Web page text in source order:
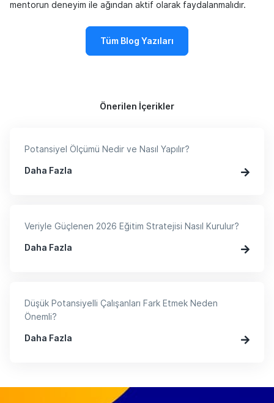
mentorun deneyim ile ağından aktif olarak faydalanmalıdır.
Tüm Blog Yazıları
Önerilen İçerikler
Potansiyel Ölçümü Nedir ve Nasıl Yapılır?
Daha Fazla
Veriyle Güçlenen 2026 Eğitim Stratejisi Nasıl Kurulur?
Daha Fazla
Düşük Potansiyelli Çalışanları Fark Etmek Neden
Önemli?
Daha Fazla